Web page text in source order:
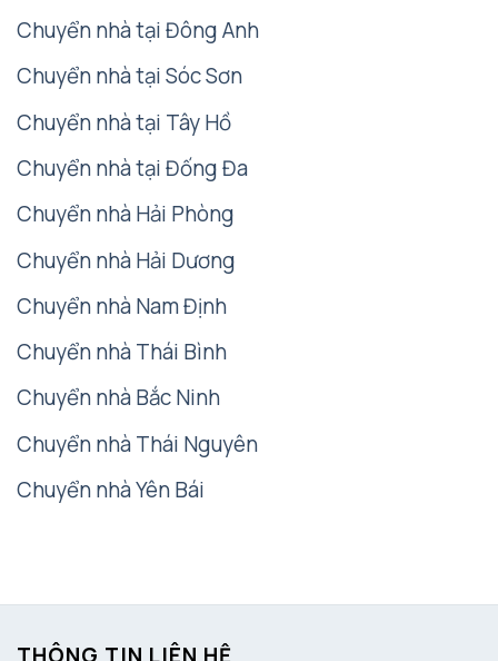
Chuyển nhà tại Đông Anh
Chuyển nhà tại Sóc Sơn
Chuyển nhà tại Tây Hồ
Chuyển nhà tại Đống Đa
Chuyển nhà Hải Phòng
Chuyển nhà Hải Dương
Chuyển nhà Nam Định
Chuyển nhà Thái Bình
Chuyển nhà Bắc Ninh
Chuyển nhà Thái Nguyên
Chuyển nhà Yên Bái